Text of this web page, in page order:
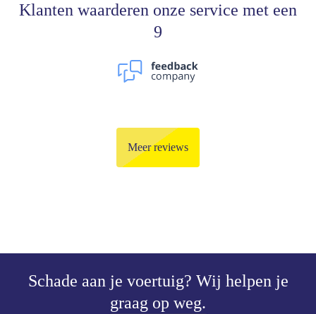
Klanten waarderen onze service met een
9
Meer reviews
Schade aan je voertuig? Wij helpen je
graag op weg.